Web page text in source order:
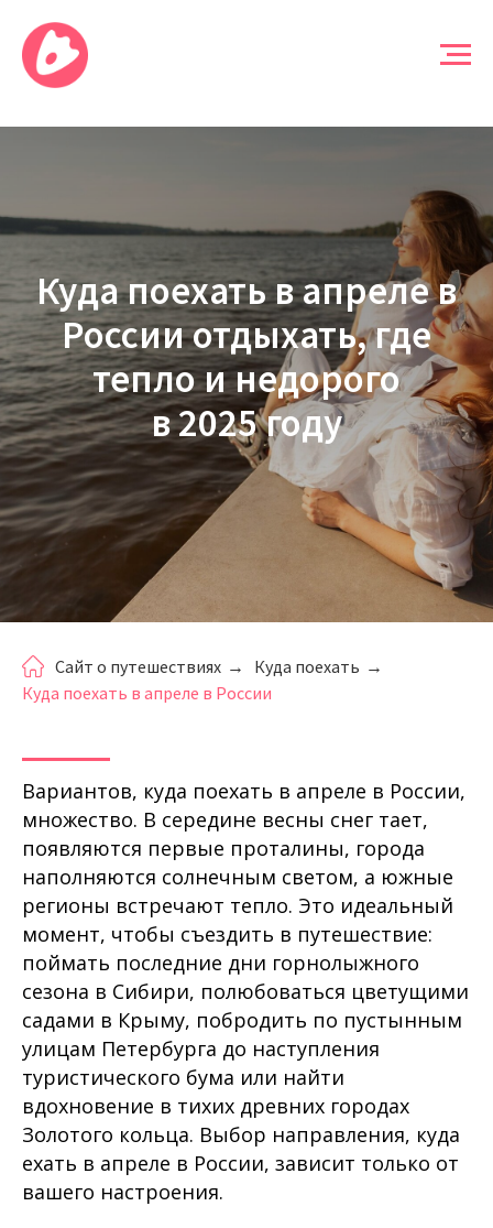
Куда поехать в апреле в
России отдыхать, где
тепло и недорого
в 2025 году
Сайт о путешествиях → Куда поехать →
Куда поехать в апреле в России
Вариантов, куда поехать в апреле в России,
множество. В середине весны снег тает,
появляются первые проталины, города
наполняются солнечным светом, а южные
регионы встречают тепло. Это идеальный
момент, чтобы съездить в путешествие:
поймать последние дни горнолыжного
сезона в Сибири, полюбоваться цветущими
садами в Крыму, побродить по пустынным
улицам Петербурга до наступления
туристического бума или найти
вдохновение в тихих древних городах
Золотого кольца. Выбор направления, куда
ехать в апреле в России, зависит только от
вашего настроения.